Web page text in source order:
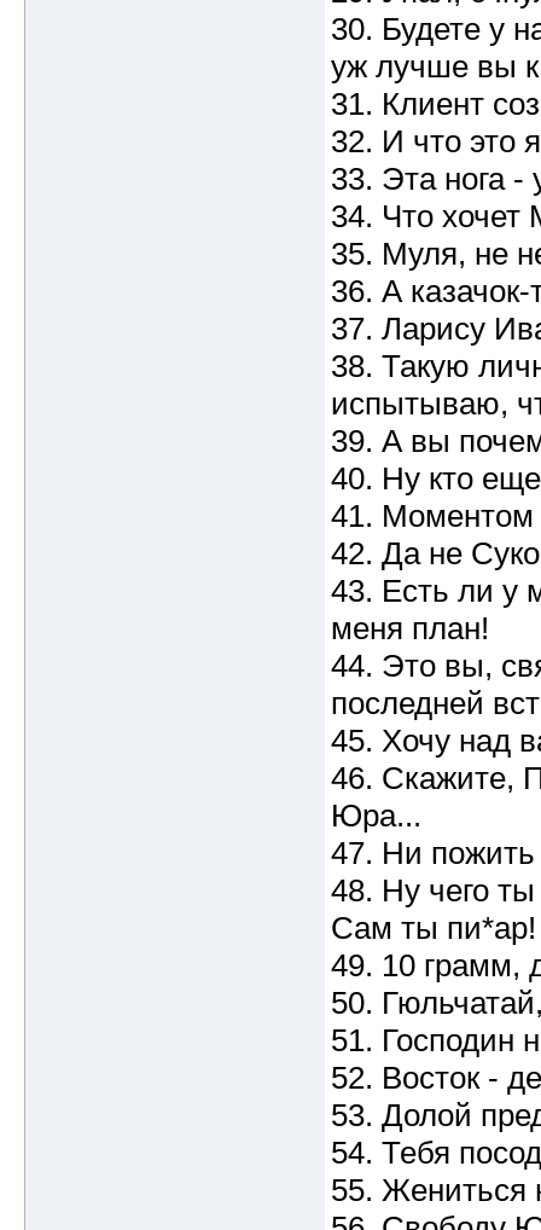
30. Будете у
уж лучше вы
31. Клиент
32. И что это
33. Эта нога -
34. Что хочет
35. Муля, не
36. А
37. Ларису
38. Такую
испытываю,
39. А вы
40. Ну кто еще
41. Моментом
42. Да не
43. Есть ли у
меня план!
44. Это вы,
последней
45. Хочу над
46. Скажите,
Юра...
47. Ни пожить
48. Ну чего
Сам ты пи*ар!
49. 10 грамм,
50.
51. Господин
52. Восток -
53. Долой
54. Тебя
55. Жениться